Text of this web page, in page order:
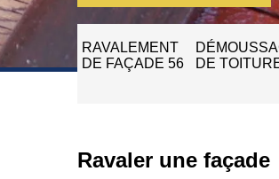
RAVALEMENT
DE FAÇADE 56
DE
Ravaler une façade